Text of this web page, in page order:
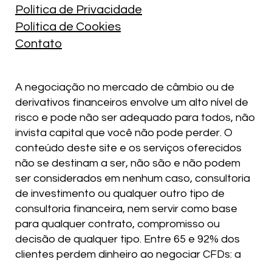
Política de Privacidade
Política de Cookies
Contato
A negociação no mercado de câmbio ou de
derivativos financeiros envolve um alto nível de
risco e pode não ser adequado para todos, não
invista capital que você não pode perder. O
conteúdo deste site e os serviços oferecidos
não se destinam a ser, não são e não podem
ser considerados em nenhum caso, consultoria
de investimento ou qualquer outro tipo de
consultoria financeira, nem servir como base
para qualquer contrato, compromisso ou
decisão de qualquer tipo. Entre 65 e 92% dos
clientes perdem dinheiro ao negociar CFDs: a